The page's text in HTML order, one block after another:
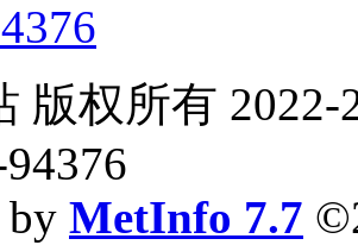
版权所有 2022-
by MetInfo 7.7